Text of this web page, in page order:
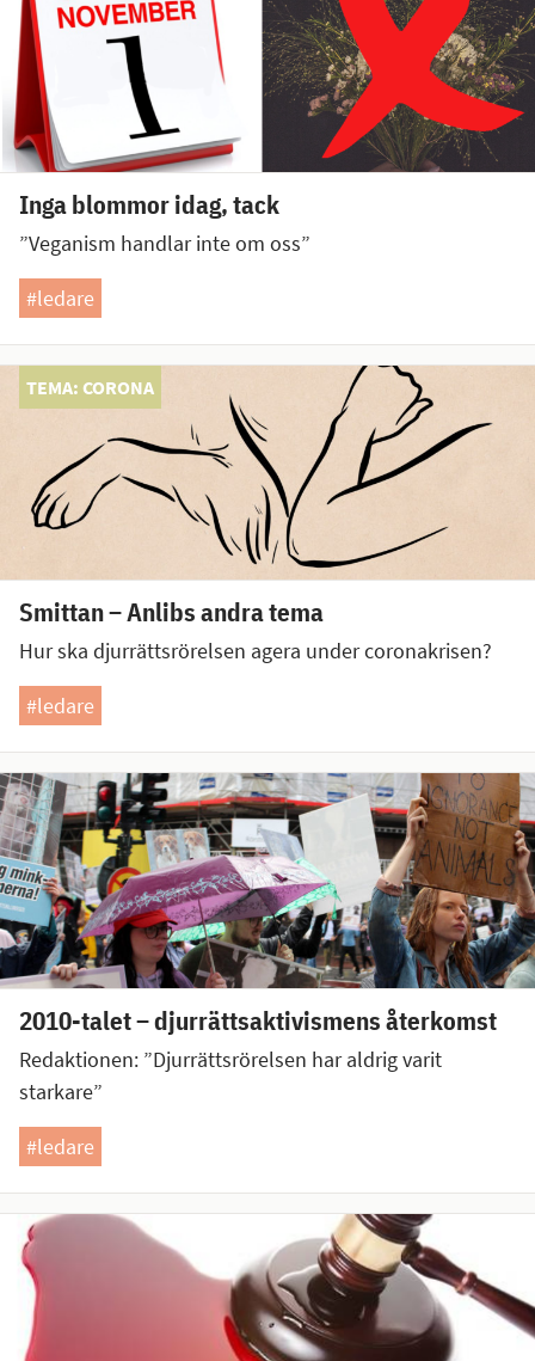
Inga blommor idag, tack
”Veganism handlar inte om oss”
#ledare
TEMA: CORONA
Smittan – Anlibs andra tema
Hur ska djurrättsrörelsen agera under coronakrisen?
#ledare
2010-talet – djurrättsaktivismens återkomst
Redaktionen: ”Djurrättsrörelsen har aldrig varit
starkare”
#ledare